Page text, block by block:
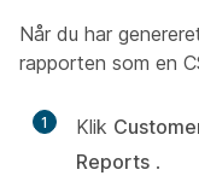
Når du har
rapporten som en
1 Klik
Reports .